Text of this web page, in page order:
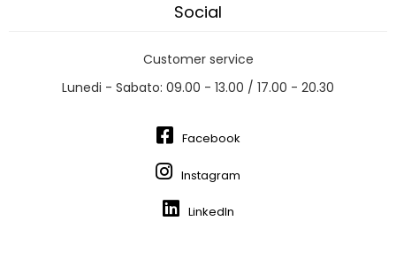
Social
Customer service
Lunedi - Sabato: 09.00 - 13.00 / 17.00 - 20.30
Facebook
Instagram
LinkedIn